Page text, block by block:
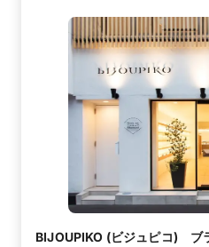
BIJOUPIKO (ビジュピコ) ブ